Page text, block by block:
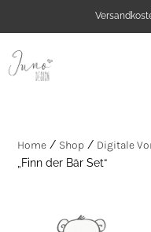
Home / Shop / Digitale
„Finn der Bär Set“